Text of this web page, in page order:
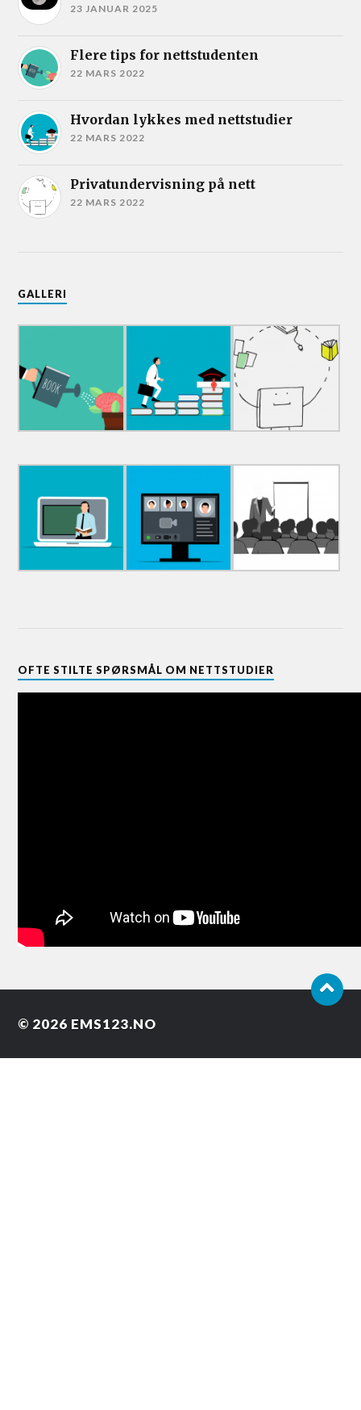
23 JANUAR 2025
Flere tips for nettstudenten
22 MARS 2022
Hvordan lykkes med nettstudier
22 MARS 2022
Privatundervisning på nett
22 MARS 2022
GALLERI
OFTE STILTE SPØRSMÅL OM NETTSTUDIER
© 2026 EMS123.NO